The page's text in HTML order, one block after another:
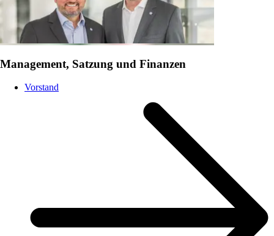
Management, Satzung und Finanzen
Vorstand